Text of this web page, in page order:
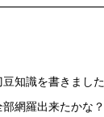
知識を書きました
網羅出来たかな？